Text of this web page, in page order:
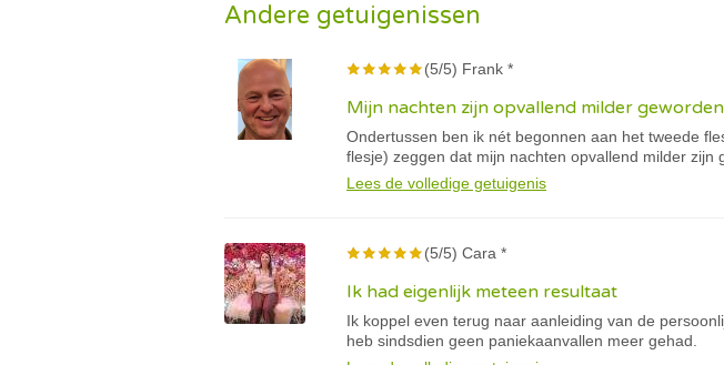
Andere getuigenissen
(5/5) Frank *
Mijn nachten zijn opvallend milder geworden
Ondertussen ben ik nét begonnen aan het tweede
flesje) zeggen dat mijn nachten opvallend milder zijn
Lees de volledige getuigenis
(5/5) Cara *
Ik had eigenlijk meteen resultaat
Ik koppel even terug naar aanleiding van de
heb sindsdien geen paniekaanvallen meer gehad.